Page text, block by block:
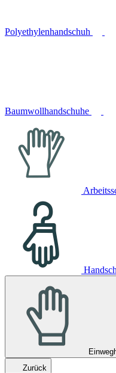
Polyethylenhandschuh
Baumwollhandschuhe
Zurück